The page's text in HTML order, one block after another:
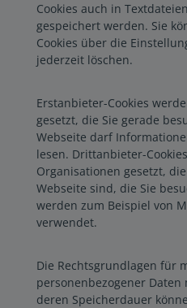
Cookies auch in
gespeichert werden. Sie
Cookies über die
jederzeit löschen.
Erstanbieter-Cookies
gesetzt, die Sie gerade
Webseite darf
lesen. Drittanbieter-
Organisationen gesetzt,
Webseite sind, die Sie
werden zum Beispiel von
verwendet.
Die Rechtsgrundlagen für
personenbezogener Daten
deren Speicherdauer